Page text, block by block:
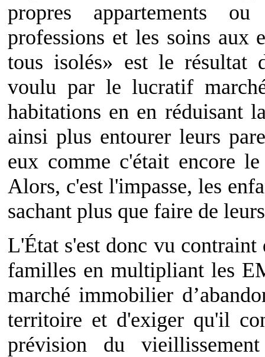
propres appartements
professions et les soins aux
tous isolés» est le résultat
voulu par le lucratif
habitations en en réduisant
ainsi plus entourer leurs
eux comme c'était encore
Alors, c'est l'impasse, les
sachant plus que faire de
L'État s'est donc vu
familles en multipliant les
marché immobilier
territoire et d'exiger qu'il
prévision du